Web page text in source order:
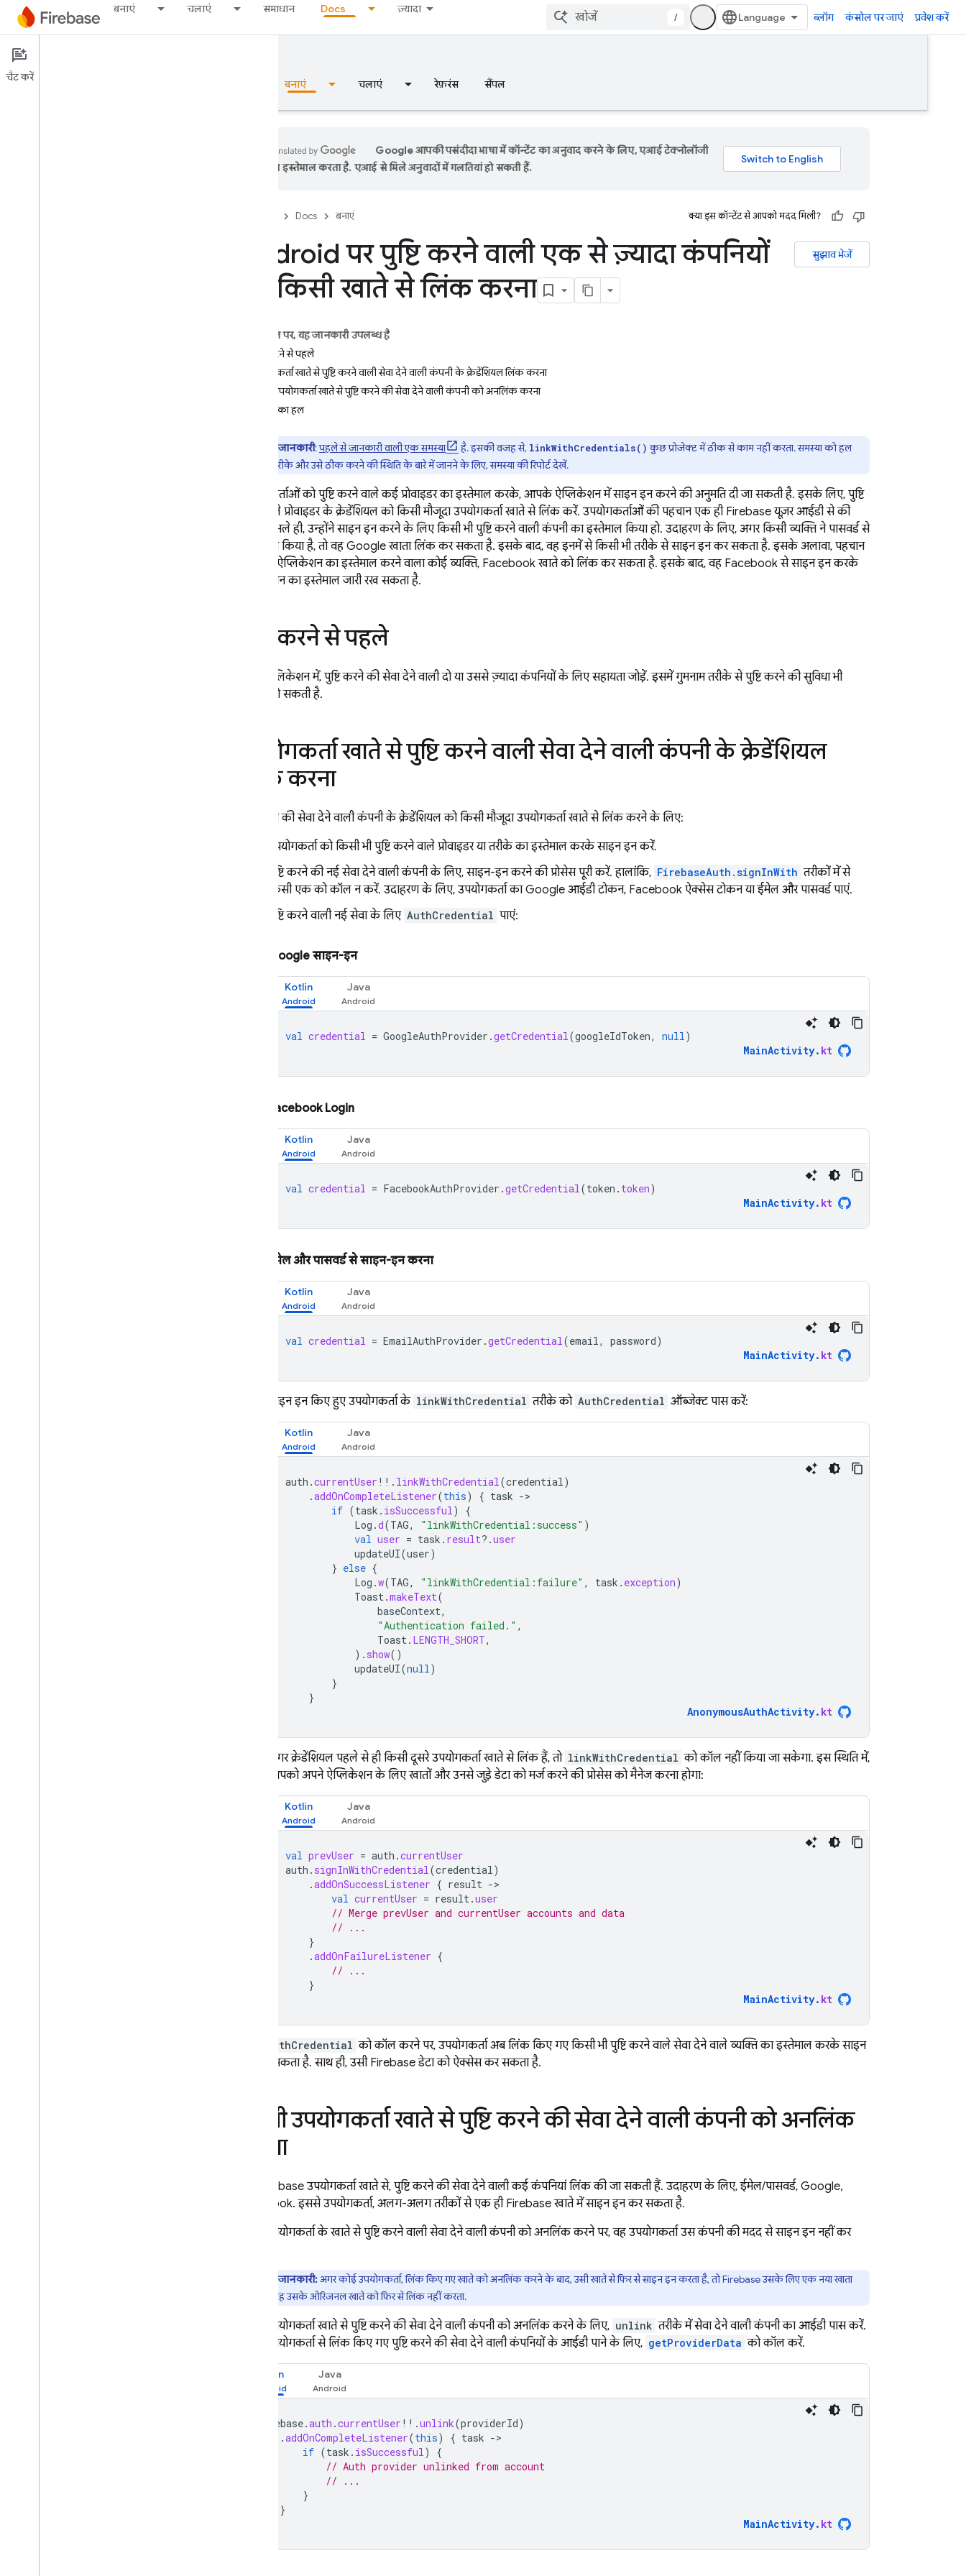
बनाएं चलाएं समाधान Docs ज़्यादा
/ ब्लॉग कंसोल पर जाएं प्रवेश करें
दस्तावेज़
खास जानकारी बनाएं चलाएं रेफ़रंस सैंपल
Google आपकी पसंदीदा भाषा में कॉन्टेंट का अनुवाद करने के लिए, एआई टेक्नोलॉजी
का इस्तेमाल करता है. एआई से मिले अनुवादों में गलतियां हो सकती हैं.
Docs बनाएं क्या इस कॉन्टेंट से आपको मदद मिली?
सुझाव भेजें
Android पर पुष्टि करने वाली एक से ज़्यादा कंपनियों
को किसी खाते से लिंक करना
इस पेज पर, यह जानकारी उपलब्ध है
शुरू करने से पहले
उपयोगकर्ता खाते से पुष्टि करने वाली सेवा देने वाली कंपनी के क्रेडेंशियल लिंक करना
किसी उपयोगकर्ता खाते से पुष्टि करने की सेवा देने वाली कंपनी को अनलिंक करना
समस्या का हल
अहम जानकारी:पहले से जानकारी वाली एक समस्या है. इसकी वजह से, linkWithCredentials() कुछ प्रोजेक्ट में ठीक से काम नहीं करता. समस्या को हल
करने के तरीके और उसे ठीक करने की स्थिति के बारे में जानने के लिए, समस्या की रिपोर्ट देखें.
उपयोगकर्ताओं को पुष्टि करने वाले कई प्रोवाइडर का इस्तेमाल करके, आपके ऐप्लिकेशन में साइन इन करने की अनुमति दी जा सकती है. इसके लिए, पुष्टि
करने वाले प्रोवाइडर के क्रेडेंशियल को किसी मौजूदा उपयोगकर्ता खाते से लिंक करें. उपयोगकर्ताओं की पहचान एक ही Firebase यूज़र आईडी से की
जाती है. भले ही, उन्होंने साइन इन करने के लिए किसी भी पुष्टि करने वाली कंपनी का इस्तेमाल किया हो. उदाहरण के लिए, अगर किसी व्यक्ति ने पासवर्ड से
साइन इन किया है, तो वह Google खाता लिंक कर सकता है. इसके बाद, वह इनमें से किसी भी तरीके से साइन इन कर सकता है. इसके अलावा, पहचान
छिपाकर ऐप्लिकेशन का इस्तेमाल करने वाला कोई व्यक्ति, Facebook खाते को लिंक कर सकता है. इसके बाद, वह Facebook से साइन इन करके
ऐप्लिकेशन का इस्तेमाल जारी रख सकता है.
शुरू करने से पहले
अपने ऐप्लिकेशन में, पुष्टि करने की सेवा देने वाली दो या उससे ज़्यादा कंपनियों के लिए सहायता जोड़ें. इसमें गुमनाम तरीके से पुष्टि करने की सुविधा भी
शामिल हो सकती है.
उपयोगकर्ता खाते से पुष्टि करने वाली सेवा देने वाली कंपनी के क्रेडेंशियल
लिंक करना
पुष्टि करने की सेवा देने वाली कंपनी के क्रेडेंशियल को किसी मौजूदा उपयोगकर्ता खाते से लिंक करने के लिए:
उपयोगकर्ता को किसी भी पुष्टि करने वाले प्रोवाइडर या तरीके का इस्तेमाल करके साइन इन करें.
पुष्टि करने की नई सेवा देने वाली कंपनी के लिए, साइन-इन करने की प्रोसेस पूरी करें. हालांकि, FirebaseAuth.signInWith तरीकों में से
किसी एक को कॉल न करें. उदाहरण के लिए, उपयोगकर्ता का Google आईडी टोकन, Facebook ऐक्सेस टोकन या ईमेल और पासवर्ड पाएं.
पुष्टि करने वाली नई सेवा के लिए AuthCredential पाएं:
Google साइन-इन
Kotlin Java
val credential = GoogleAuthProvider .getCredential(googleIdToken, null)
MainActivity. kt
Facebook Login
Kotlin Java
val credential = FacebookAuthProvider .getCredential(token . token)
MainActivity. kt
ईमेल और पासवर्ड से साइन-इन करना
Kotlin Java
val credential = EmailAuthProvider .getCredential(email, password)
MainActivity. kt
साइन इन किए हुए उपयोगकर्ता के linkWithCredential तरीके को AuthCredential ऑब्जेक्ट पास करें:
Kotlin Java
auth .currentUser !! . linkWithCredential(credential)
.addOnCompleteListener(this) { task -
if (task . isSuccessful)
{
Log .d(TAG, "linkWithCredential:success" )
val user = task . result?.user
updateUI(user)
} else {
Log .w(TAG, "linkWithCredential:failure" , task . exception)
Toast.makeText(
baseContext,
"Authentication failed." ,
Toast. LENGTH_SHORT,
). show()
updateUI(null)
}
}
AnonymousAuthActivity. kt
अगर क्रेडेंशियल पहले से ही किसी दूसरे उपयोगकर्ता खाते से लिंक हैं, तो linkWithCredential को कॉल नहीं किया जा सकेगा. इस स्थिति में,
आपको अपने ऐप्लिकेशन के लिए खातों और उनसे जुड़े डेटा को मर्ज करने की प्रोसेस को मैनेज करना होगा:
Kotlin Java
val prevUser = auth .currentUser
auth . signInWithCredential(credential)
.addOnSuccessListener { result -
val currentUser = result.user
// Merge prevUser and currentUser accounts and data
// ...
}
.addOnFailureListener {
// ...
}
MainActivity. kt
linkWithCredential को कॉल करने पर, उपयोगकर्ता अब लिंक किए गए किसी भी पुष्टि करने वाले सेवा देने वाले व्यक्ति का इस्तेमाल करके साइन
इन कर सकता है. साथ ही, उसी Firebase डेटा को ऐक्सेस कर सकता है.
किसी उपयोगकर्ता खाते से पुष्टि करने की सेवा देने वाली कंपनी को अनलिंक
करना
एक Firebase उपयोगकर्ता खाते से, पुष्टि करने की सेवा देने वाली कई कंपनियां लिंक की जा सकती हैं. उदाहरण के लिए, ईमेल/पासवर्ड, Google,
Facebook. इससे उपयोगकर्ता, अलग-अलग तरीकों से एक ही Firebase खाते में साइन इन कर सकता है.
किसी उपयोगकर्ता के खाते से पुष्टि करने वाली सेवा देने वाली कंपनी को अनलिंक करने पर, वह उपयोगकर्ता उस कंपनी की मदद से साइन इन नहीं कर
अहम जानकारी:अगर कोई उपयोगकर्ता, लिंक किए गए खाते को अनलिंक करने के बाद, उसी खाते से फिर से साइन इन करता है, तो Firebase उसके लिए एक नया खाता
बनाता है. वह उसके ओरिजनल खाते को फिर से लिंक नहीं करता.
किसी उपयोगकर्ता खाते से पुष्टि करने की सेवा देने वाली कंपनी को अनलिंक करने के लिए, unlink तरीके में सेवा देने वाली कंपनी का आईडी पास करें.
किसी उपयोगकर्ता से लिंक किए गए पुष्टि करने की सेवा देने वाली कंपनियों के आईडी पाने के लिए, getProviderData को कॉल करें.
Kotlin Java
Firebase.auth .currentUser !! .unlink(providerId)
.addOnCompleteListener(this) { task -
if (task . isSuccessful)
{
// Auth provider unlinked from account
// ...
}
}
MainActivity. kt
चैट करें